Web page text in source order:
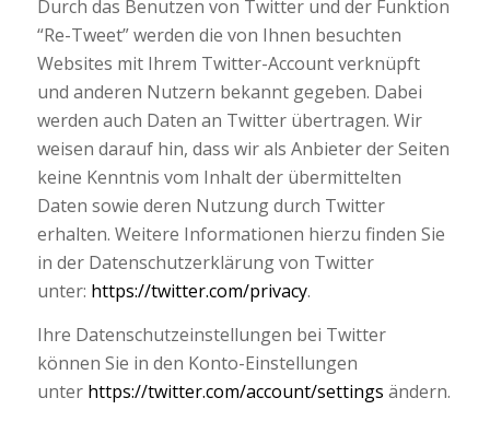
Durch das Benutzen von Twitter und der Funktion
“Re-Tweet” werden die von Ihnen besuchten
Websites mit Ihrem Twitter-Account verknüpft
und anderen Nutzern bekannt gegeben. Dabei
werden auch Daten an Twitter übertragen. Wir
weisen darauf hin, dass wir als Anbieter der Seiten
keine Kenntnis vom Inhalt der übermittelten
Daten sowie deren Nutzung durch Twitter
erhalten. Weitere Informationen hierzu finden Sie
in der Datenschutzerklärung von Twitter
unter: https://twitter.com/privacy.
Ihre Datenschutzeinstellungen bei Twitter
können Sie in den Konto-Einstellungen
unter https://twitter.com/account/settings ändern.